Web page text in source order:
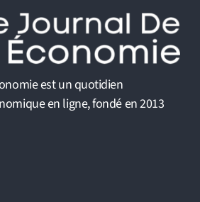
est un quotidien
en ligne, fondé en 2013